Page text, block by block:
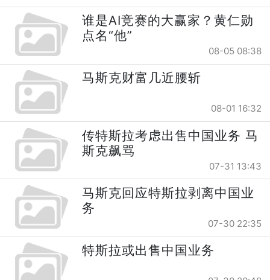
谁是AI竞赛的大赢家？黄仁勋
点名“他”
08-05 08:38
马斯克财富几近腰斩
08-01 16:32
传特斯拉考虑出售中国业务 马
斯克飙骂
07-31 13:43
马斯克回应特斯拉剥离中国业
务
07-30 22:35
特斯拉或出售中国业务